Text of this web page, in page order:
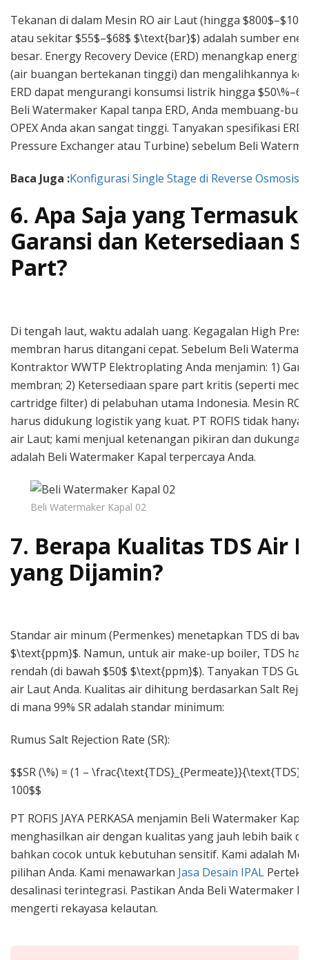
Tekanan di dalam Mesin RO air Laut (hingga
atau sekitar $55$–$68$ $\text{bar}$) adalah sumber
besar. Energy Recovery Device (ERD) menangkap energi
(air buangan bertekanan tinggi) dan mengalihkannya
ERD dapat mengurangi konsumsi listrik hingga
Beli Watermaker Kapal tanpa ERD, Anda membuang-
OPEX Anda akan sangat tinggi. Tanyakan spesifikasi ERD
Pressure Exchanger atau Turbine) sebelum Beli
Baca Juga :Konfigurasi Single Stage di Reverse Osmosis
6. Apa Saja yang Termasuk
Garansi dan Ketersediaan
Part?
Di tengah laut, waktu adalah uang. Kegagalan High
membran harus ditangani cepat. Sebelum Beli
Kontraktor WWTP Elektroplating Anda menjamin: 1)
membran; 2) Ketersediaan spare part kritis (seperti
cartridge filter) di pelabuhan utama Indonesia. Mesin RO
harus didukung logistik yang kuat. PT ROFIS tidak hanya
air Laut; kami menjual ketenangan pikiran dan dukungan
adalah Beli Watermaker Kapal terpercaya Anda.
Beli Watermaker Kapal 02
7. Berapa Kualitas TDS Air
yang Dijamin?
Standar air minum (Permenkes) menetapkan TDS di
$\text{ppm}$. Namun, untuk air make-up boiler, TDS
rendah (di bawah $50$ $\text{ppm}$). Tanyakan TDS
air Laut Anda. Kualitas air dihitung berdasarkan Salt
di mana 99% SR adalah standar minimum:
Rumus Salt Rejection Rate (SR):
$$SR (\%) = (1 –
100$$
PT ROFIS JAYA PERKASA menjamin Beli Watermaker
menghasilkan air dengan kualitas yang jauh lebih baik
bahkan cocok untuk kebutuhan sensitif. Kami adalah
pilihan Anda. Kami menawarkan Jasa Desain IPAL Pertek
desalinasi terintegrasi. Pastikan Anda Beli Watermaker
mengerti rekayasa kelautan.